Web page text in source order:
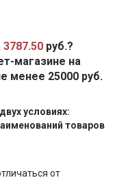
3787.50 руб.?
магазине на
менее 25000 руб.
условиях:
товаров
от